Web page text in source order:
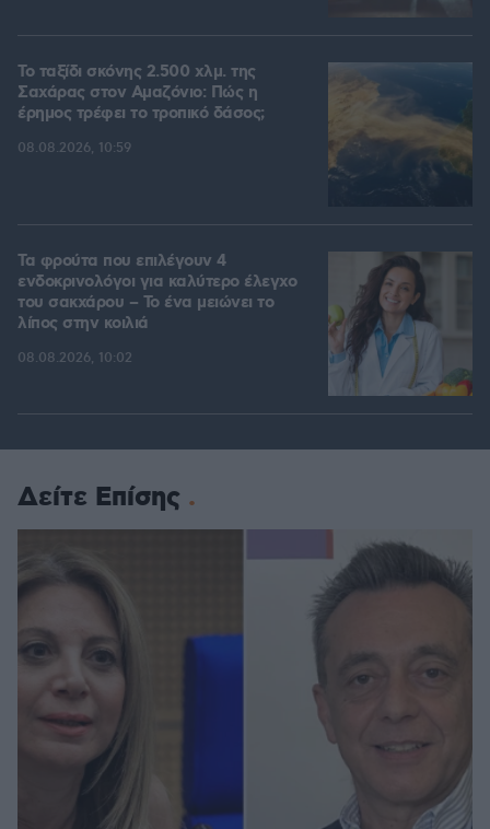
Το ταξίδι σκόνης 2.500 χλμ. της
Σαχάρας στον Αμαζόνιο: Πώς η
έρημος τρέφει το τροπικό δάσος;
08.08.2026, 10:59
Τα φρούτα που επιλέγουν 4
ενδοκρινολόγοι για καλύτερο έλεγχο
του σακχάρου – Το ένα μειώνει το
λίπος στην κοιλιά
08.08.2026, 10:02
Δείτε Επίσης